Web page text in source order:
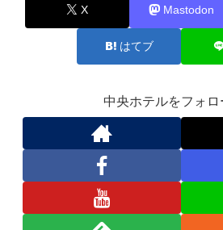
X Mastodon
はてブ
中央ホテルをフォロ